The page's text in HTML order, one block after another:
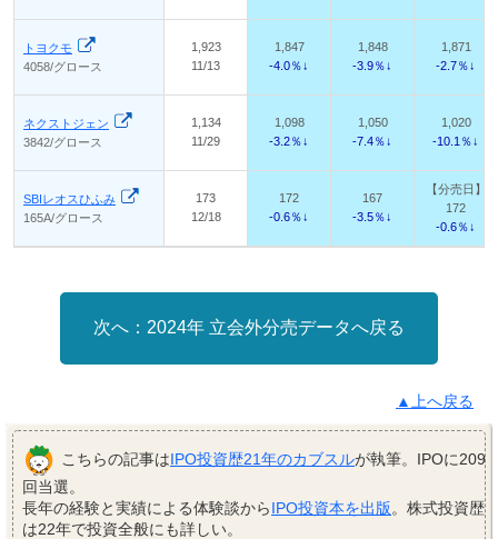
トヨクモ
4058/グロース
1,923
11/13
1,847
-4.0％↓
1,848
-3.9％↓
1,871
-2.7％↓
ネクストジェン
3842/グロース
1,134
11/29
1,098
-3.2％↓
1,050
-7.4％↓
1,020
-10.1％↓
SBIレオスひふみ
165A/グロース
173
12/18
172
-0.6％↓
167
-3.5％↓
【分売日】
172
-0.6％↓
2024年 立会外分売データへ戻る
▲上へ戻る
こちらの記事はIPO投資歴21年のカブスルが執筆。IPOに209
回当選。
長年の経験と実績による体験談からIPO投資本を出版。株式投資歴
は22年で投資全般にも詳しい。